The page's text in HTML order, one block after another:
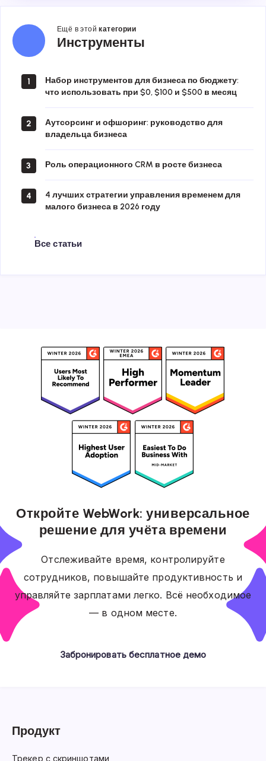
Ещё в этойкатегории
Инструменты
Инструменты
1
Набор инструментов для бизнеса по бюджету:
что использовать при $0, $100 и $500 в месяц
2
Аутсорсинг и офшоринг: руководство для
владельца бизнеса
3 Роль операционного CRM в росте бизнеса
4
4 лучших стратегии управления временем для
малого бизнеса в 2026 году
Все статьи
Откройте WebWork: универсальное
решение для учёта времени
Отслеживайте время, контролируйте
сотрудников, повышайте продуктивность и
управляйте зарплатами легко. Всё необходимое
— в одном месте.
Забронировать бесплатное демо
Продукт
Трекер с скриншотами